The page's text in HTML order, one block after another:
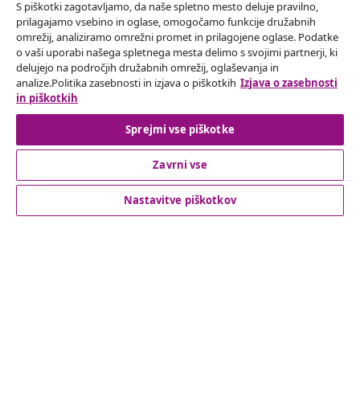
Our social media accounts
Odstop od pogodbe
Oddaj zahtevek za odstop od naročila.
Odstop od pogodbe
S piškotki zagotavljamo, da naše spletno mesto deluje pravilno,
prilagajamo vsebino in oglase, omogočamo funkcije družabnih
omrežij, analiziramo omrežni promet in prilagojene oglase. Podatke
o vaši uporabi našega spletnega mesta delimo s svojimi partnerji, ki
delujejo na področjih družabnih omrežij, oglaševanja in
analize.Politika zasebnosti in izjava o piškotkih Izjava o zasebnosti
in piškotkih
Sprejmi vse piškotke
Zavrni vse
Nastavitve piškotkov